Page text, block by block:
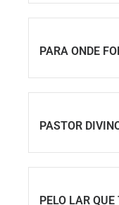
PARA ONDE
PASTOR
PELO LAR